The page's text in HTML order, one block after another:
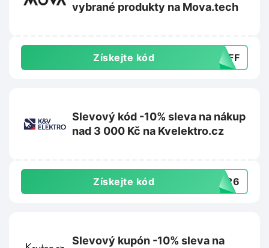
vybrané produkty na Mova.tech
Získejte kód 0OFF
Slevový kód -10% sleva na nákup
nad 3 000 Kč na Kvelektro.cz
Získejte kód 0A26
Slevový kupón -10% sleva na